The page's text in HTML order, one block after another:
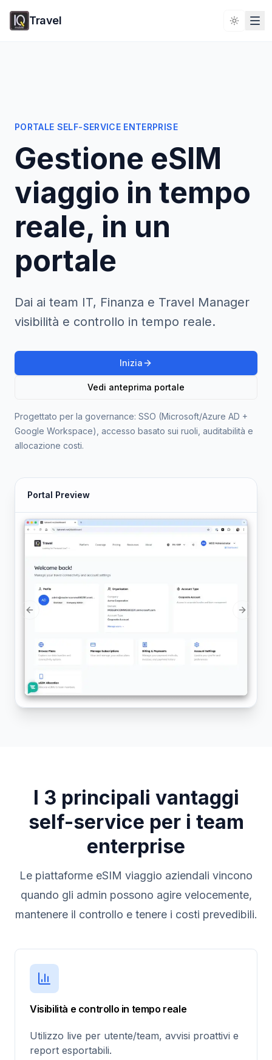
Travel Toggle
PORTALE SELF-SERVICE ENTERPRISE
Gestione eSIM
viaggio in tempo
reale, in un
portale
Dai ai team IT, Finanza e Travel Manager
visibilità e controllo in tempo reale.
Inizia
Vedi anteprima portale
Progettato per la governance: SSO (Microsoft/Azure AD +
Google Workspace), accesso basato sui ruoli, auditabilità e
allocazione costi.
Portal Preview
Previous slide Next
I 3 principali vantaggi
self-service per i team
enterprise
Le piattaforme eSIM viaggio aziendali vincono
quando gli admin possono agire velocemente,
mantenere il controllo e tenere i costi prevedibili.
Visibilità e controllo in tempo reale
Utilizzo live per utente/team, avvisi proattivi e
report esportabili.